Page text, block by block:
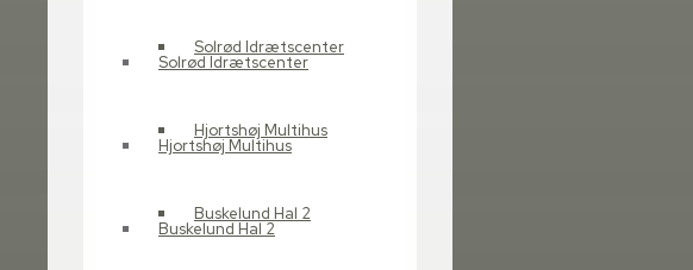
Solrød Idrætscenter
Hjortshøj Multihus
Buskelund Hal 2
Solrød Idrætscenter
Hjortshøj Multihus
Buskelund Hal 2
Silkeborg
Ny skole og daginstitution i
Hørning
University College